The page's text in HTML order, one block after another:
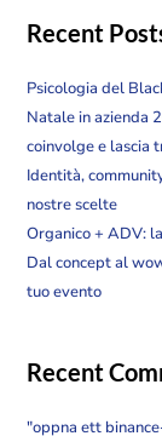
Recent
Psicologia del
Natale in azienda
coinvolge e lascia
Identità,
nostre scelte
Organico + ADV:
Dal concept al
tuo evento
Recent
"oppna ett